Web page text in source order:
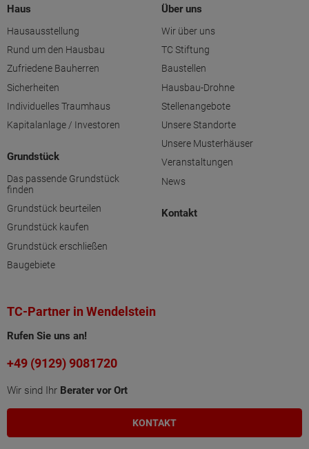
Haus
Hausausstellung
Rund um den Hausbau
Zufriedene Bauherren
Sicherheiten
Individuelles Traumhaus
Kapitalanlage / Investoren
Grundstück
Das passende Grundstück
finden
Grundstück beurteilen
Grundstück kaufen
Grundstück erschließen
Baugebiete
Über uns
Wir über uns
TC Stiftung
Baustellen
Hausbau-Drohne
Stellenangebote
Unsere Standorte
Unsere Musterhäuser
Veranstaltungen
News
Kontakt
TC-Partner in Wendelstein
Rufen Sie uns an!
+49 (9129) 9081720
Wir sind Ihr Berater vor Ort
KONTAKT